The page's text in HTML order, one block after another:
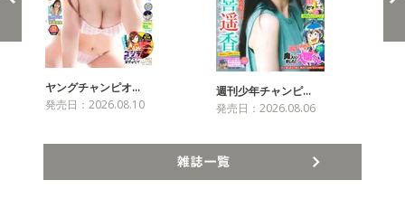
ヤングチャンピオ…
発売日：2026.08.10
週刊少年チャンピ…
発売日：2026.08.06